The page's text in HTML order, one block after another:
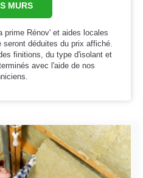
MURS
prime Rénov' et aides locales
déduites du prix affiché.
finitions, du type d'isolant et
avec l'aide de nos